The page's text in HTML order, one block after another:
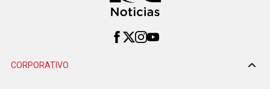
CORPORATIVO